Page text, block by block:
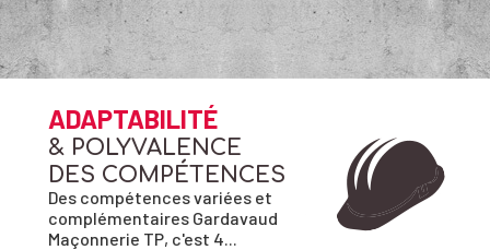
ADAPTABILITÉ
& POLYVALENCE
DES COMPÉTENCES
Des compétences variées et
complémentaires Gardavaud
Maçonnerie TP, c'est 4...